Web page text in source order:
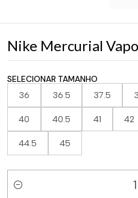
Nike Mercurial
SELECIONAR TAMANHO
36 36.5 37.5
40 40.5 41 42
44.5 45
Quantidade